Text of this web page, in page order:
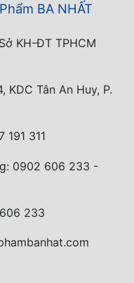
BA NHẤT
KH-ĐT TPHCM
KDC Tân An Huy, P.
191 311
0902 606 233 -
233